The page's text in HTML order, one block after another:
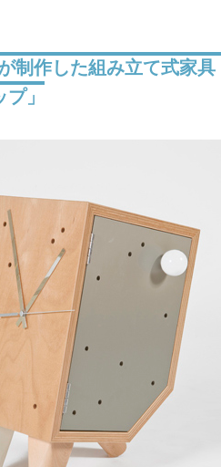
制作した組み立て式家具
」